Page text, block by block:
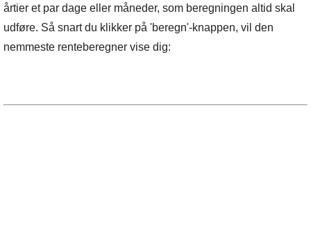
årtier et par dage eller måneder, som beregningen altid skal
udføre. Så snart du klikker på 'beregn'-knappen, vil den
nemmeste renteberegner vise dig: